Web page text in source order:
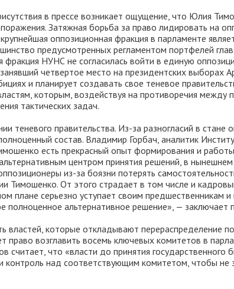
в прессе возникает ощущение, что Юлия
Затяжная борьба за право лидировать на
оппозиционная фракция в парламенте
предусмотренных регламентом портфелей
НУНС не согласилась войти в единую
четвертое место на президентских выборах
и планирует создавать свое теневое
которым, воздействуя на противоречия между
тактических задач.
теневого правительства. Из-за разногласий в стане
состав. Владимир Горбач, аналитик
есть прекрасный опыт формирования и
центром принятия решений, в нынешнем
из-за боязни потерять
От этого страдает в том числе и
плане серьезно уступает своим предшественникам
полноценное альтернативное решение», — заключает
властей, которые откладывают перераспределение
право возглавить восемь ключевых комитетов в
что «власти до принятия государственного
над соответствующим комитетом, чтобы не